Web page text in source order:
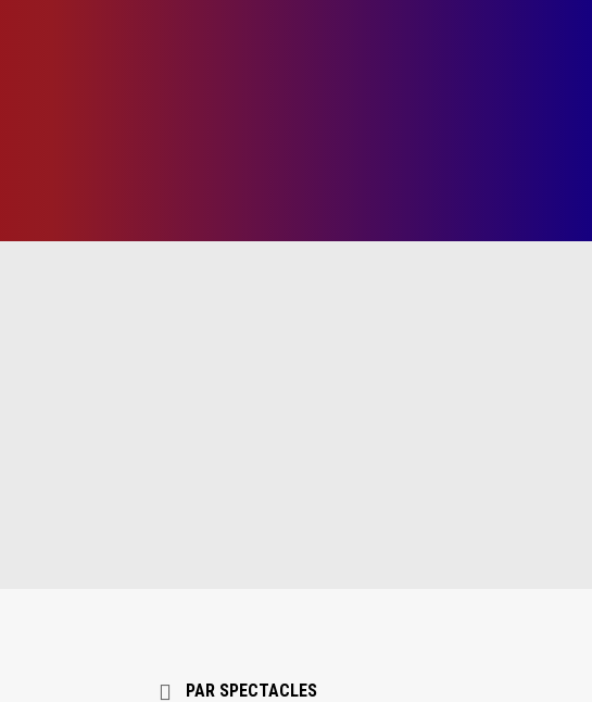
PAR SPECTACLES